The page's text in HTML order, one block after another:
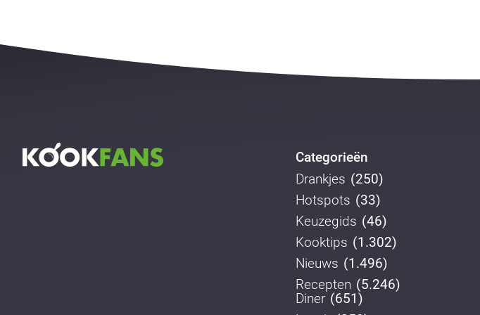
Categorieën
Drankjes (250)
Hotspots (33)
Keuzegids (46)
Kooktips (1.302)
Nieuws (1.496)
Recepten (5.246)
Diner(651)